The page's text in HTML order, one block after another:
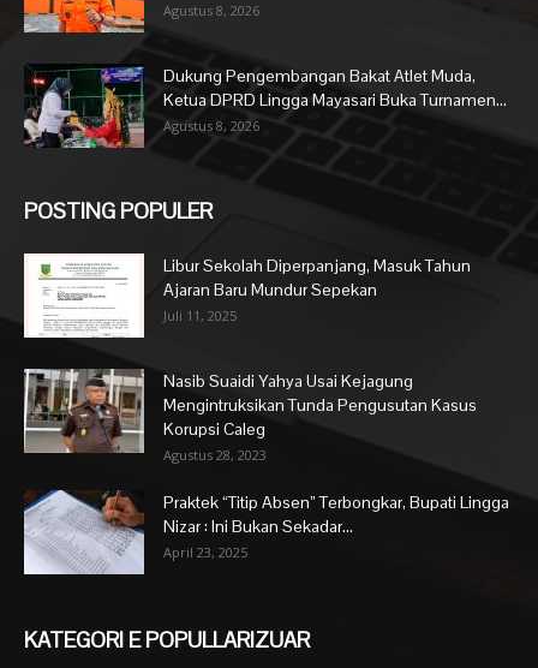
Agustus 8, 2026
Dukung Pengembangan Bakat Atlet Muda,
Ketua DPRD Lingga Mayasari Buka Turnamen...
Agustus 8, 2026
POSTING POPULER
Libur Sekolah Diperpanjang, Masuk Tahun
Ajaran Baru Mundur Sepekan
Juli 11, 2025
Nasib Suaidi Yahya Usai Kejagung
Mengintruksikan Tunda Pengusutan Kasus
Korupsi Caleg
Agustus 28, 2023
Praktek “Titip Absen” Terbongkar, Bupati Lingga
Nizar : Ini Bukan Sekadar...
April 23, 2025
KATEGORI E POPULLARIZUAR